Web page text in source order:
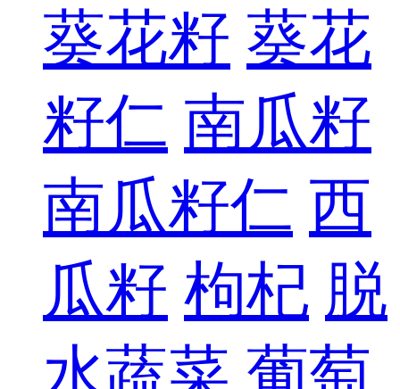
葵花籽 葵花
籽仁 南瓜籽
南瓜籽仁 西
瓜籽 枸杞 脱
水蔬菜 葡萄